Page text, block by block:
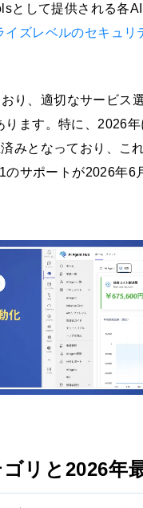
として提供される各
イズレベルのセキュリ
り、適切なサービス
ます。特に、2026
みとなっており、こ
サポートが2026年6
リと2026年